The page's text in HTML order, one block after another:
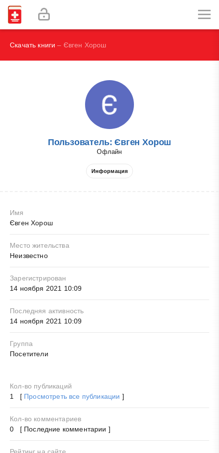
И.В., Брегель Л.В., Субботин В.М.
Фокин В. А.
Скачать книги – Євген Хорош
Пользователь: Євген Хорош
Офлайн
Информация
Имя
Євген Хорош
Место жительства
Неизвестно
Зарегистрирован
14 ноября 2021 10:09
Последняя активность
14 ноября 2021 10:09
Группа
Посетители
Кол-во публикаций
1 [ Просмотреть все публикации ]
Кол-во комментариев
0 [ Последние комментарии ]